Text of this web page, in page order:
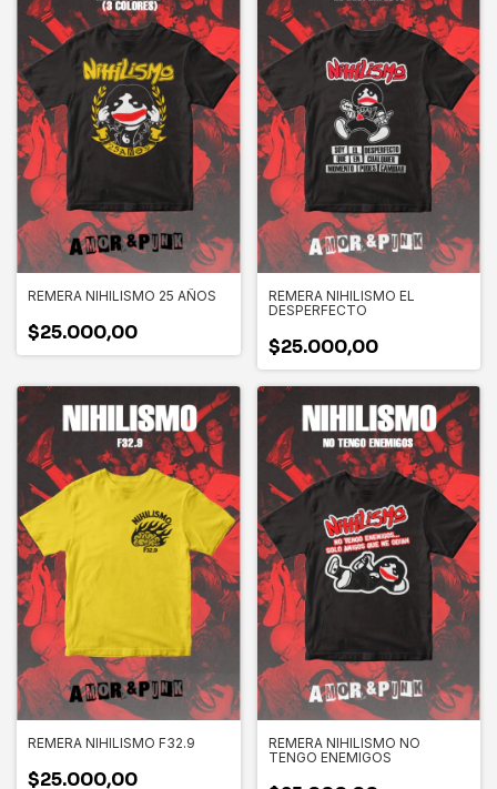
REMERA NIHILISMO 25 AÑOS
$25.000,00
REMERA NIHILISMO EL
DESPERFECTO
$25.000,00
REMERA NIHILISMO F32.9
$25.000,00
REMERA NIHILISMO NO
TENGO ENEMIGOS